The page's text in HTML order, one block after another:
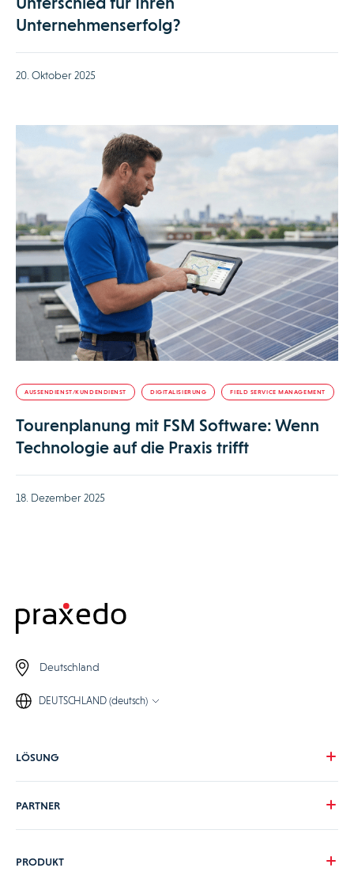
Unternehmenserfolg?
20. Oktober 2025
AUSSENDIENST/KUNDENDIENST DIGITALISIERUNG FIELD SERVICE MANAGEMENT
Tourenplanung mit FSM Software: Wenn
Technologie auf die Praxis trifft
18. Dezember 2025
Deutschland
DEUTSCHLAND (deutsch)
LÖSUNG
Preise
PARTNER
PRODUKT